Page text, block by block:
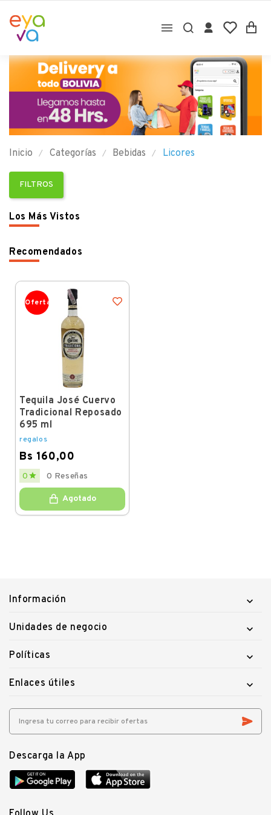

Inicio Categorías Bebidas Licores
FILTROS
Los Más Vistos
Recomendados
Oferta
Tequila José Cuervo
Tradicional Reposado
695 ml
regalos
Bs 160,00
Price
0  0 Reseñas
Agotado
Información 
Unidades de negocio 
Políticas 
Enlaces útiles 
Descarga la App